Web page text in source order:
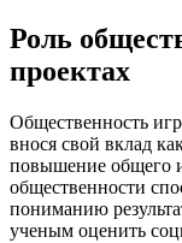
Роль
проектах
Общественность
внося свой вклад
повышение общего
общественности
пониманию
ученым оценить